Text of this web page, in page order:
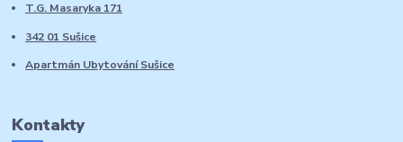
T.G. Masaryka 171
342 01 Sušice
Apartmán Ubytování Sušice
Kontakty